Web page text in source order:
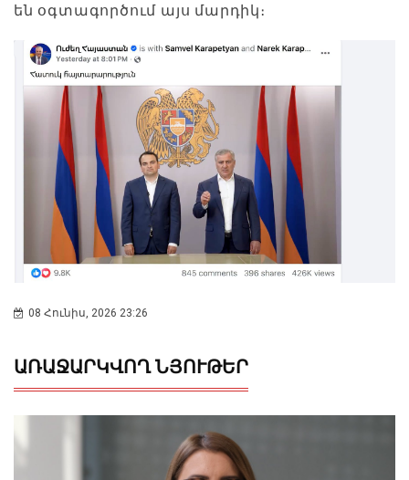
են օգտագործում այս մարդիկ։
08 Հունիս, 2026 23:26
ԱՌԱՋԱՐԿՎՈՂ ՆՅՈՒԹԵՐ